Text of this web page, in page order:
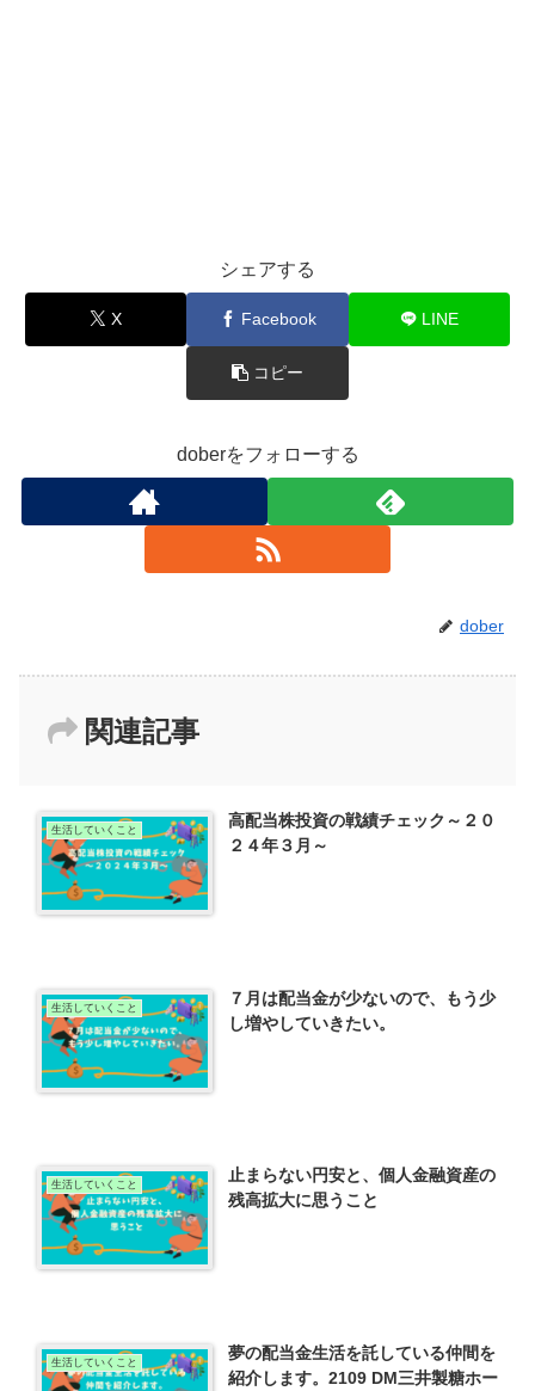
シェアする
X Facebook LINE
コピー
doberをフォローする
dober
関連記事
生活していくこと
高配当株投資の戦績チェック～２０
２４年３月～
生活していくこと
７月は配当金が少ないので、もう少
し増やしていきたい。
生活していくこと
止まらない円安と、個人金融資産の
残高拡大に思うこと
生活していくこと
夢の配当金生活を託している仲間を
紹介します。2109 DM三井製糖ホー